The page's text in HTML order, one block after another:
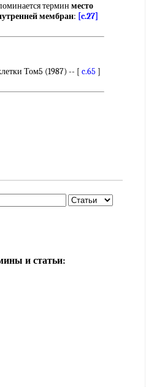
термин место
мембран: [c.27]
Том5 (1987) -- [ c.65 ]
и статьи: